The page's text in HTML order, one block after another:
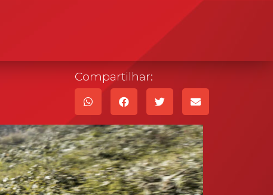
Compartilhar: